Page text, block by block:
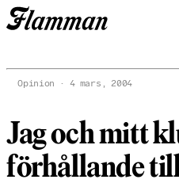
Opinion 4 mars, 2004
Jag och mitt
förhållande